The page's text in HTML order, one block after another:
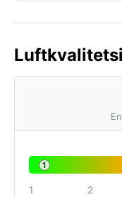
1
1 2